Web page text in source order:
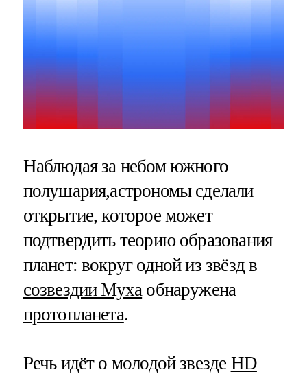
Наблюдая за небом южного
полушария,астрономы сделали
открытие, которое может
подтвердить теорию образования
планет: вокруг одной из звёзд в
созвездии Муха обнаружена
протопланета.
Речь идёт о молодой звезде HD